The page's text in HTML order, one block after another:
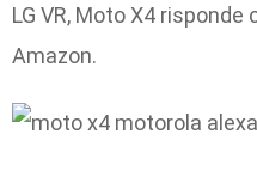
LG VR, Moto X4
Amazon.